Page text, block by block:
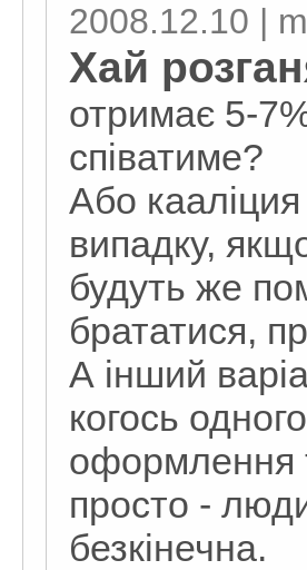
2008.12.10 |
Хай
отримає 5-
співатиме?
Або
випадку,
будуть же
брататися,
А інший
когось
оформлення
просто -
безкінечна.